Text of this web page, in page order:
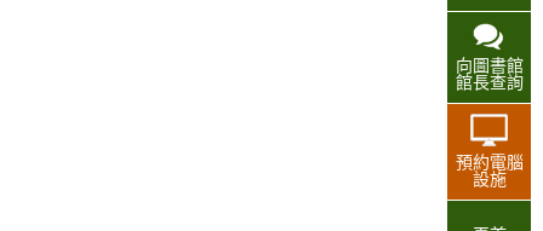
向圖書館
館長查詢
預約電腦
設施